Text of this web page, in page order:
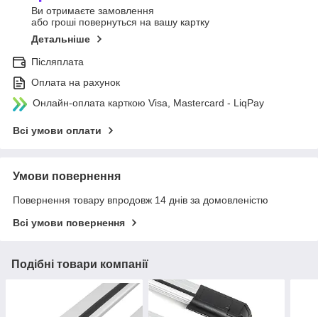
Ви отримаєте замовлення
або гроші повернуться на вашу картку
Детальніше
Післяплата
Оплата на рахунок
Онлайн-оплата карткою Visa, Mastercard - LiqPay
Всі умови оплати
Умови повернення
Повернення товару впродовж 14 днів за домовленістю
Всі умови повернення
Подібні товари компанії